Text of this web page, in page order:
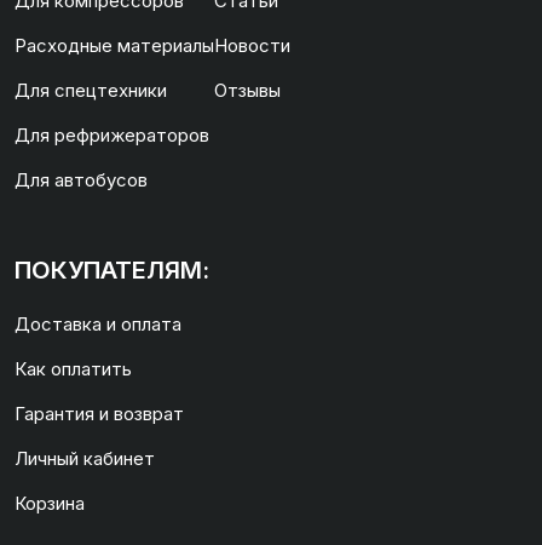
Расходные материалы
Для спецтехники
Для рефрижераторов
Для автобусов
Новости
Отзывы
ПОКУПАТЕЛЯМ:
Доставка и оплата
Как оплатить
Гарантия и возврат
Личный кабинет
Корзина